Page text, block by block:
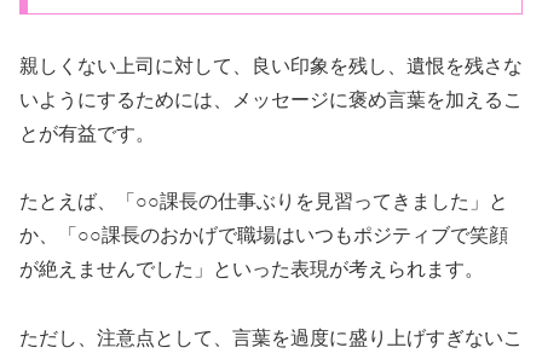
親しくない上司に対して、良い印象を残し、遺恨を残さな
いようにするためには、メッセージに褒め言葉を加えるこ
とが有益です。
たとえば、「○○課長の仕事ぶりを見習ってきました」と
か、「○○課長のおかげで職場はいつもポジティブで笑顔
が絶えませんでした」といった表現が考えられます。
ただし、注意点として、言葉を過度に盛り上げすぎないこ